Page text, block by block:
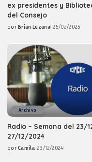
ex presidentes y
del Consejo
Posted
por Brian Lezana 25/02/2025
Archivo
Radio – Semana del 23/
27/12/2024
Posted
por Camila 23/12/2024